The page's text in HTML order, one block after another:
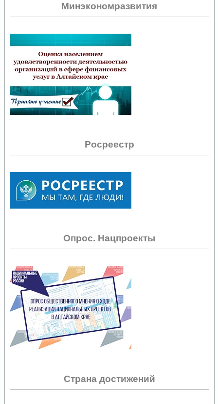
Минэкономразвития
Росреестр
Опрос. Нацпроекты
Страна достижений